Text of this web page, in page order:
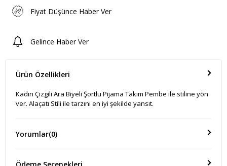
Fiyat Düşünce Haber Ver
Gelince Haber Ver
Ürün Özellikleri
Kadın Çizgili Ara Biyeli Şortlu Pijama Takım Pembe ile stiline yön
ver. Alaçatı Stili ile tarzını en iyi şekilde yansıt.
Yorumlar(0)